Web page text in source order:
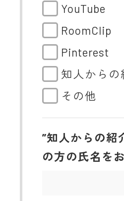
YouTube
RoomClip
Pinterest
知人からの
その他
”知人からの紹
の方の氏名を